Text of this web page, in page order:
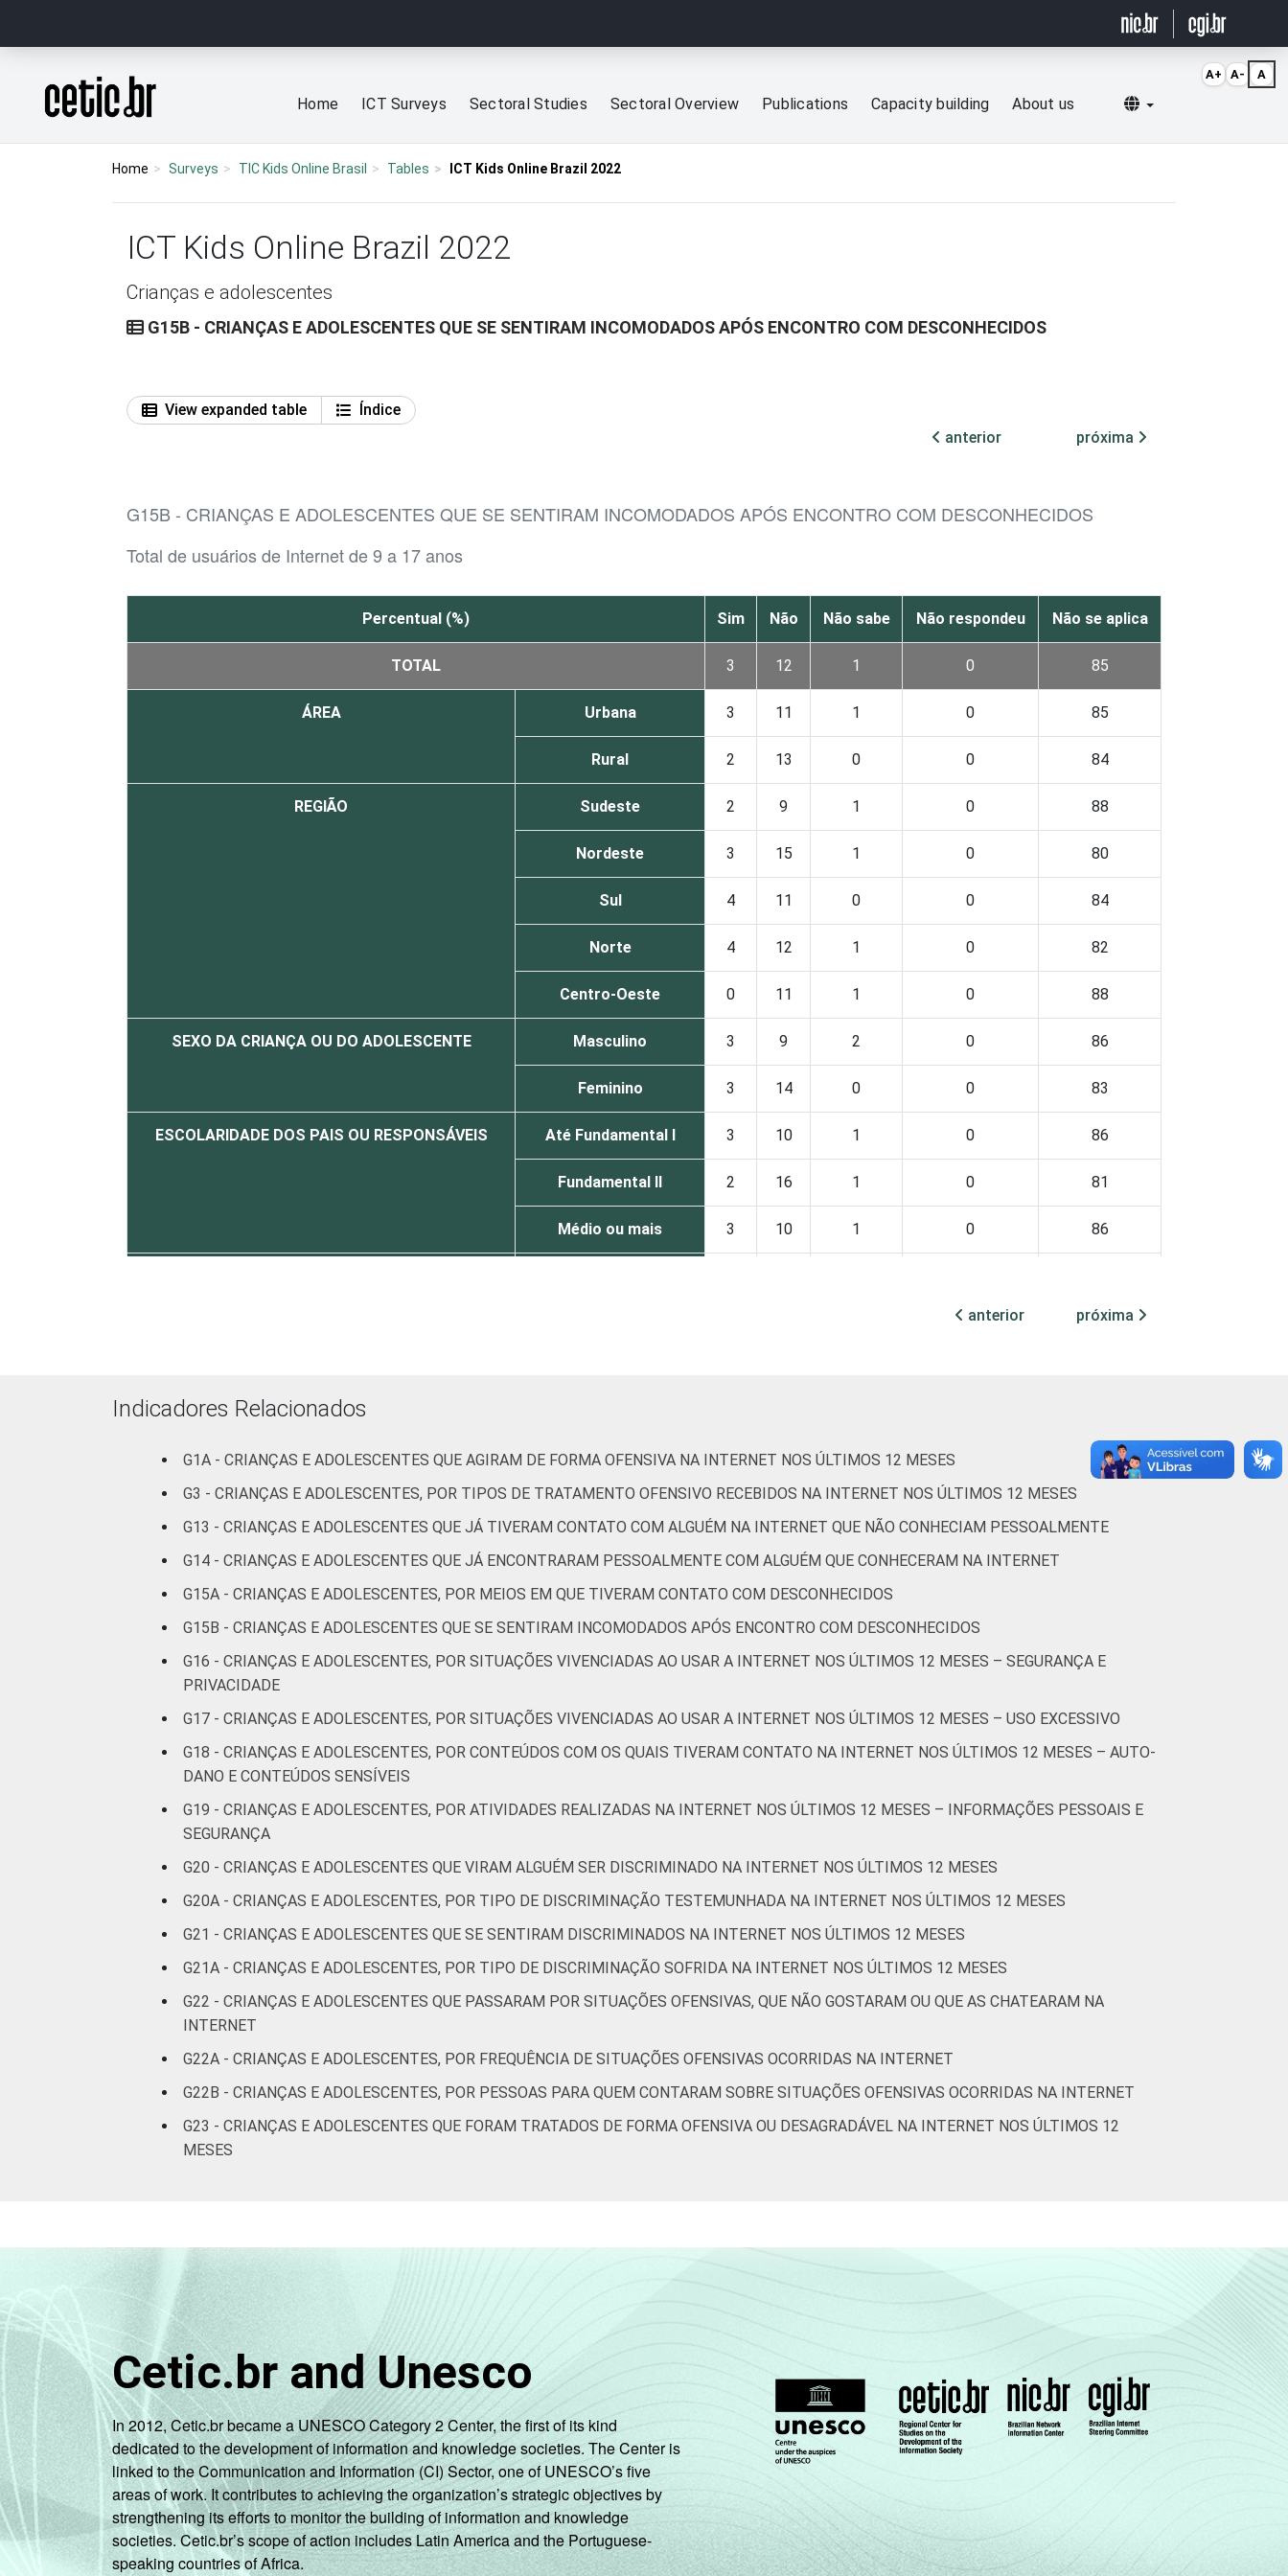
Página inicial
Home ICT Surveys Sectoral Studies Sectoral Overview Publications Capacity building About us Selecionar idioma
Home Surveys TIC Kids Online Brasil Tables ICT Kids Online Brazil 2022
ICT Kids Online Brazil 2022
Crianças e adolescentes
G15B - CRIANÇAS E ADOLESCENTES QUE SE SENTIRAM INCOMODADOS APÓS ENCONTRO COM DESCONHECIDOS
View expanded table
Índice
anterior
próxima
G15B - CRIANÇAS E ADOLESCENTES QUE SE SENTIRAM INCOMODADOS APÓS ENCONTRO COM DESCONHECIDOS
Total de usuários de Internet de 9 a 17 anos
Percentual (%) Sim Não Não sabe Não respondeu Não se aplica
TOTAL 3 12 1 0 85
ÁREA Urbana 3 11 1 0 85
Rural 2 13 0 0 84
REGIÃO Sudeste 2 9 1 0 88
Nordeste 3 15 1 0 80
Sul 4 11 0 0 84
Norte 4 12 1 0 82
Centro-Oeste 0 11 1 0 88
SEXO DA CRIANÇA OU DO ADOLESCENTE Masculino 3 9 2 0 86
Feminino 3 14 0 0 83
ESCOLARIDADE DOS PAIS OU RESPONSÁVEIS Até Fundamental I 3 10 1 0 86
Fundamental II 2 16 1 0 81
Médio ou mais 3 10 1 0 86
0 92
RENDA FAMILIAR Até 1 SM 2 12 1 85
Mais de 2 SM até 3 SM 1 14 1 0
Mais de 3 SM 3 12 0
Não tem renda 0 11 0 0 89
Não respondeu 12 14 0 0 75
DOMICÍLIO COM ACESSO À INTERNET Sim 3 11 1
Fonte: CGI.br/NIC.br, Centro Regional de Estudos para o Desenvolvimento da Sociedade da Informação (Cetic.br), Pesquisa sobre o uso da Internet
por crianças e adolescentes no Brasil – TIC Kids Online Brasil 2022.
anterior próxima
Indicadores Relacionados
G1A - CRIANÇAS E ADOLESCENTES QUE AGIRAM DE FORMA OFENSIVA NA INTERNET NOS ÚLTIMOS 12 MESES
G3 - CRIANÇAS E ADOLESCENTES, POR TIPOS DE TRATAMENTO OFENSIVO RECEBIDOS NA INTERNET NOS ÚLTIMOS 12 MESES
G13 - CRIANÇAS E ADOLESCENTES QUE JÁ TIVERAM CONTATO COM ALGUÉM NA INTERNET QUE NÃO CONHECIAM PESSOALMENTE
G14 - CRIANÇAS E ADOLESCENTES QUE JÁ ENCONTRARAM PESSOALMENTE COM ALGUÉM QUE CONHECERAM NA INTERNET
G15A - CRIANÇAS E ADOLESCENTES, POR MEIOS EM QUE TIVERAM CONTATO COM DESCONHECIDOS
G15B - CRIANÇAS E ADOLESCENTES QUE SE SENTIRAM INCOMODADOS APÓS ENCONTRO COM DESCONHECIDOS
G16 - CRIANÇAS E ADOLESCENTES, POR SITUAÇÕES VIVENCIADAS AO USAR A INTERNET NOS ÚLTIMOS 12 MESES – SEGURANÇA E
PRIVACIDADE
G17 - CRIANÇAS E ADOLESCENTES, POR SITUAÇÕES VIVENCIADAS AO USAR A INTERNET NOS ÚLTIMOS 12 MESES – USO EXCESSIVO
G18 - CRIANÇAS E ADOLESCENTES, POR CONTEÚDOS COM OS QUAIS TIVERAM CONTATO NA INTERNET NOS ÚLTIMOS 12 MESES – AUTO-
DANO E CONTEÚDOS SENSÍVEIS
G19 - CRIANÇAS E ADOLESCENTES, POR ATIVIDADES REALIZADAS NA INTERNET NOS ÚLTIMOS 12 MESES – INFORMAÇÕES PESSOAIS E
SEGURANÇA
G20 - CRIANÇAS E ADOLESCENTES QUE VIRAM ALGUÉM SER DISCRIMINADO NA INTERNET NOS ÚLTIMOS 12 MESES
G20A - CRIANÇAS E ADOLESCENTES, POR TIPO DE DISCRIMINAÇÃO TESTEMUNHADA NA INTERNET NOS ÚLTIMOS 12 MESES
G21 - CRIANÇAS E ADOLESCENTES QUE SE SENTIRAM DISCRIMINADOS NA INTERNET NOS ÚLTIMOS 12 MESES
G21A - CRIANÇAS E ADOLESCENTES, POR TIPO DE DISCRIMINAÇÃO SOFRIDA NA INTERNET NOS ÚLTIMOS 12 MESES
G22 - CRIANÇAS E ADOLESCENTES QUE PASSARAM POR SITUAÇÕES OFENSIVAS, QUE NÃO GOSTARAM OU QUE AS CHATEARAM NA
INTERNET
G22A - CRIANÇAS E ADOLESCENTES, POR FREQUÊNCIA DE SITUAÇÕES OFENSIVAS OCORRIDAS NA INTERNET
G22B - CRIANÇAS E ADOLESCENTES, POR PESSOAS PARA QUEM CONTARAM SOBRE SITUAÇÕES OFENSIVAS OCORRIDAS NA INTERNET
G23 - CRIANÇAS E ADOLESCENTES QUE FORAM TRATADOS DE FORMA OFENSIVA OU DESAGRADÁVEL NA INTERNET NOS ÚLTIMOS 12
MESES
Cetic.br and Unesco
In 2012, Cetic.br became a UNESCO Category 2 Center, the first of its kind
dedicated to the development of information and knowledge societies. The Center is
linked to the Communication and Information (CI) Sector, one of UNESCO’s five
areas of work. It contributes to achieving the organization’s strategic objectives by
strengthening its efforts to monitor the building of information and knowledge
societies. Cetic.br’s scope of action includes Latin America and the Portuguese-
speaking countries of Africa.
A+ A- A